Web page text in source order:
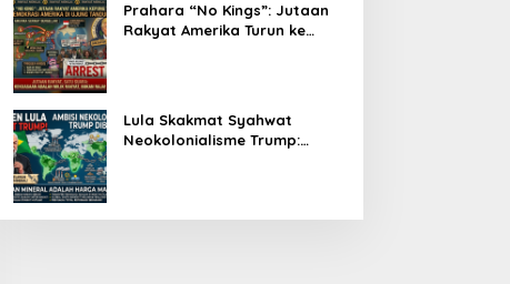
Prahara “No Kings”: Jutaan
Rakyat Amerika Turun ke
Lula Skakmat Syahwat
Neokolonialisme Trump: